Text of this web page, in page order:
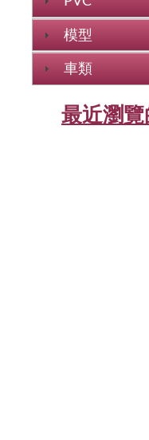
模型
車類
最近瀏